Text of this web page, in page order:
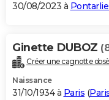
30/08/2023 à
Ginette DUBOZ
Créer une cagnotte
Naissance
31/10/1934 à Paris (